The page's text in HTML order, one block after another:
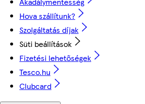
Hova szállítunk?
Szolgáltatás díjak
Süti beállítások
Fizetési lehetőségek
Tesco.hu
Clubcard